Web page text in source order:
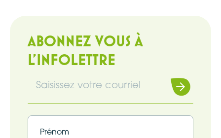
ABONNEZ VOUS À
L'INFOLETTRE
Infolettre
Infolettre
Souscrire